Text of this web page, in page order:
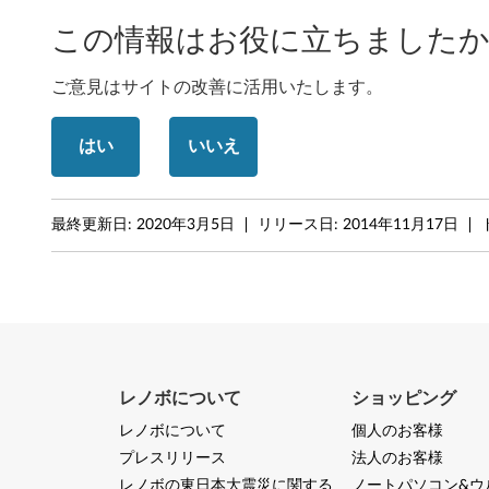
o
v
C
3
4
この情報はお役に立ちました
ご意見はサイトの改善に活用いたします。
はい いいえ
最終更新日: 2020年3月5日 リリース日: 2014年11月17日
レノボについて
レノボについて
プレスリリース
レノボの東日本大震災に関する
ショッピング
個人のお客様
法人のお客様
ノートパソコン&